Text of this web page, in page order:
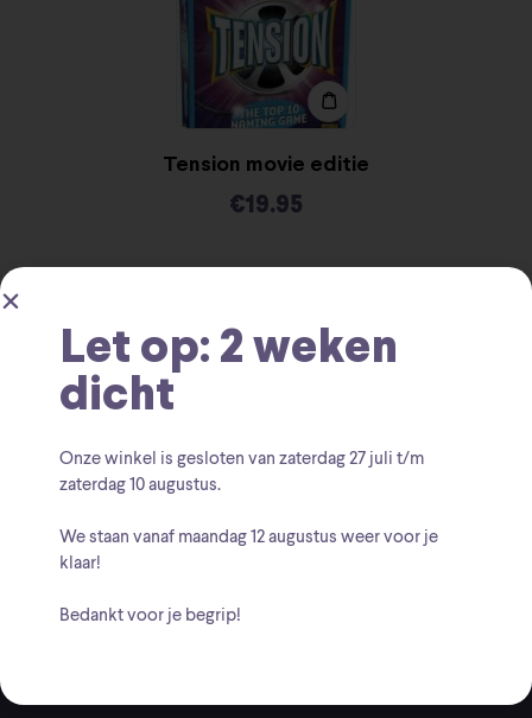
Tension movie editie
€19.95
info@findingcollectables.nl
BTW: NL001661756B20
Let op: 2 weken
dicht
Onze winkel is gesloten van zaterdag27 juli t/m
zaterdag 10 augustus.
We staan vanaf maandag 12 augustus weer voor je
klaar!
Bedankt voor je begrip!